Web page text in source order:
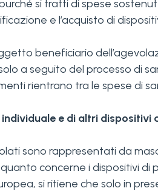
si tratti di spese
e l’acquisto di
beneficiario
a seguito del processo di
rientrano tra le spese di
e di altri
sono rappresentati da
concerne i dispositivi
si ritiene che solo in